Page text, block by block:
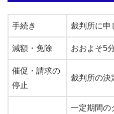
手続き 裁判所に申
減額・免除 おおよそ5
催促・請求の
停止
裁判所の決
一定期間の